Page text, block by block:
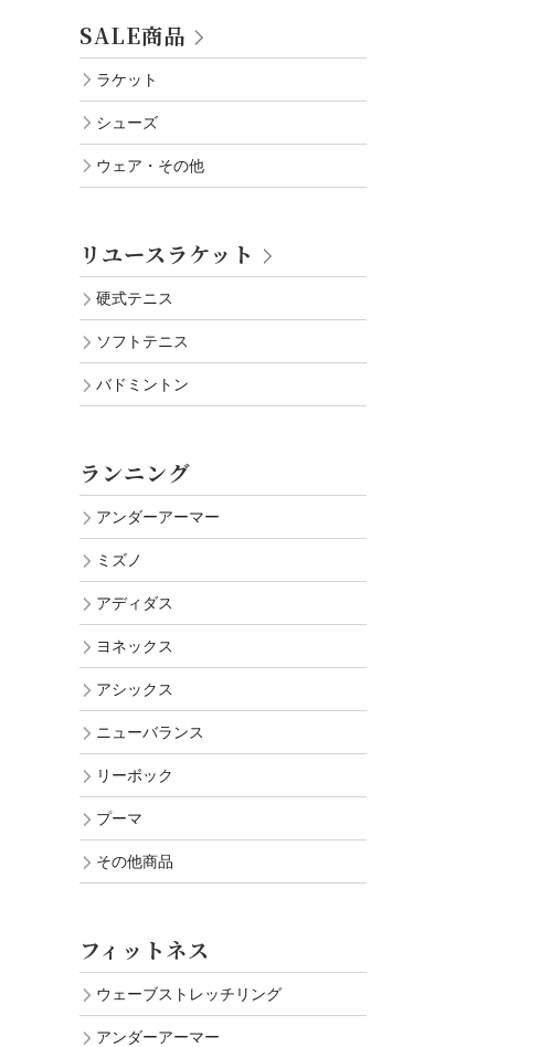
SALE商品
ラケット
シューズ
ウェア・その他
リユースラケット
硬式テニス
ソフトテニス
バドミントン
ランニング
アンダーアーマー
ミズノ
アディダス
ヨネックス
アシックス
ニューバランス
リーボック
プーマ
その他商品
フィットネス
ウェーブストレッチリング
アンダーアーマー